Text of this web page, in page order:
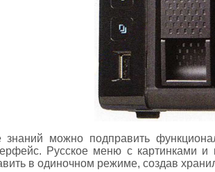
можно подправить
Русское меню с картинками и
в одиночном режиме, создав